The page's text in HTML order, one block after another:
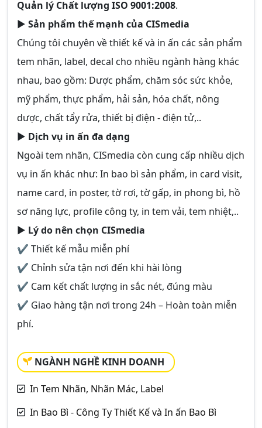
Quản lý Chất lượng ISO 9001:2008.
► Sản phẩm thế mạnh của CISmedia
Chúng tôi chuyên về thiết kế và in ấn các sản phẩm
tem nhãn, label, decal cho nhiều ngành hàng khác
nhau, bao gồm: Dược phẩm, chăm sóc sức khỏe,
mỹ phẩm, thực phẩm, hải sản, hóa chất, nông
dược, chất tẩy rửa, thiết bị điện - điện tử,..
► Dịch vụ in ấn đa dạng
Ngoài tem nhãn, CISmedia còn cung cấp nhiều dịch
vụ in ấn khác như: In bao bì sản phẩm, in card visit,
name card, in poster, tờ rơi, tờ gấp, in phong bì, hồ
sơ năng lực, profile công ty, in tem vải, tem nhiệt,..
► Lý do nên chọn CISmedia
✔ Thiết kế mẫu miễn phí
✔ Chỉnh sửa tận nơi đến khi hài lòng
✔ Cam kết chất lượng in sắc nét, đúng màu
✔ Giao hàng tận nơi trong 24h – Hoàn toàn miễn
phí.
NGÀNH NGHỀ KINH DOANH
In Tem Nhãn, Nhãn Mác, Label
In Bao Bì - Công Ty Thiết Kế và In ấn Bao Bì